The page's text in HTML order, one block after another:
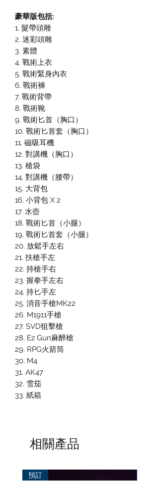
豪華版包括:
1. 髮帶頭雕
2. 迷彩頭雕
3. 素體
4. 戰術上衣
5. 戰術緊身內衣
6. 戰術褲
7. 戰術背帶
8. 戰術靴
9. 戰術匕首（胸口）
10. 戰術匕首套（胸口）
11. 磁吸耳機
12. 對講機（胸口）
13. 槍袋
14. 對講機（腰帶）
15. 大背包
16. 小背包 X 2
17. 水壺
18. 戰術匕首（小腿）
19. 戰術匕首套（小腿）
20. 放鬆手左右
21. 扶槍手左
22. 持槍手右
23. 握拳手左右
24. 持匕手左
25. 消音手槍MK22
26. M1911手槍
27. SVD狙擊槍
28. Ez Gun麻醉槍
29. RPG火箭筒
30. M4
31. AK47
32. 雪茄
33. 紙箱
相關產品
預訂